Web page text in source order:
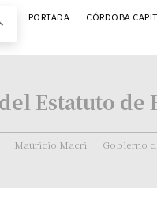
PORTADA CÓRDOBA
Estatuto de
Mauricio Macri Gobierno